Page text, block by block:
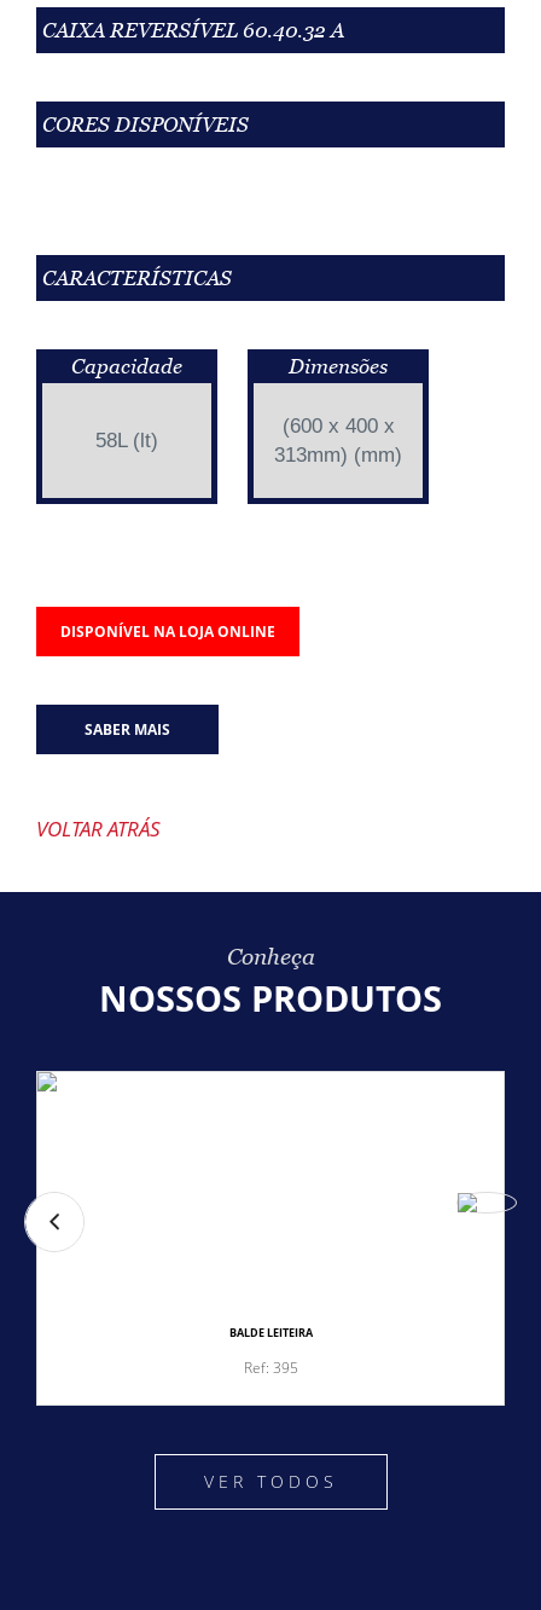
CAIXA REVERSÍVEL 60.40.32 A
CORES DISPONÍVEIS
CARACTERÍSTICAS
Capacidade
58L (lt)
Dimensões
(600 x 400 x
313mm) (mm)
DISPONÍVEL NA LOJA ONLINE
SABER MAIS
VOLTAR ATRÁS
Conheça
NOSSOS PRODUTOS
BALDE LEITEIRA
Ref: 395
VER TODOS